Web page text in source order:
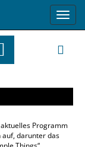
Programm
auf, darunter das